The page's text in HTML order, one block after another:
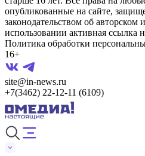
опубликованные на сайте,
законодательством об
использовании активная ссылка
Политика обработки
16+
site@in-news.ru
+7(3462) 22-12-11 (6109)